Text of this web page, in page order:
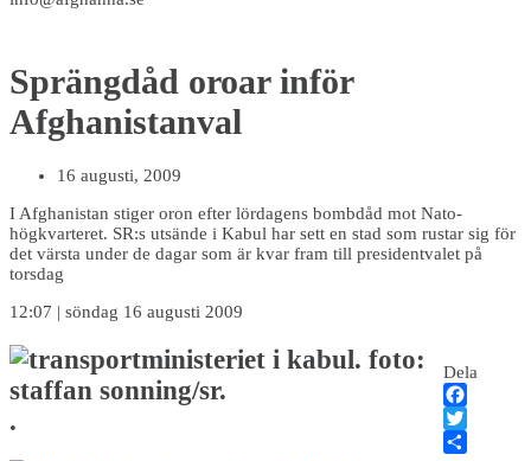
Sprängdåd oroar inför
Afghanistanval
16 augusti, 2009
I Afghanistan stiger oron efter lördagens bombdåd mot Nato-
högkvarteret. SR:s utsände i Kabul har sett en stad som rustar sig för
det värsta under de dagar som är kvar fram till presidentvalet på
torsdag
12:07 | söndag 16 augusti 2009
.
Dela
Facebook
Twitter